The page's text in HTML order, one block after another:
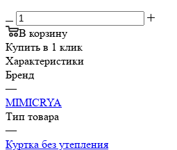
В корзину
Купить в 1 клик
Характеристики
Бренд
—
MIMICRYA
Тип товара
—
Куртка без утепления